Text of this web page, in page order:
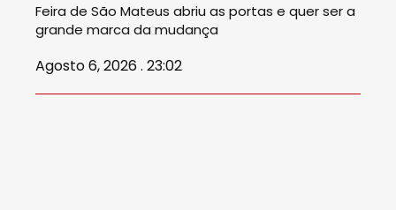
Feira de São Mateus abriu as portas e quer ser a
grande marca da mudança
Agosto 6, 2026 . 23:02